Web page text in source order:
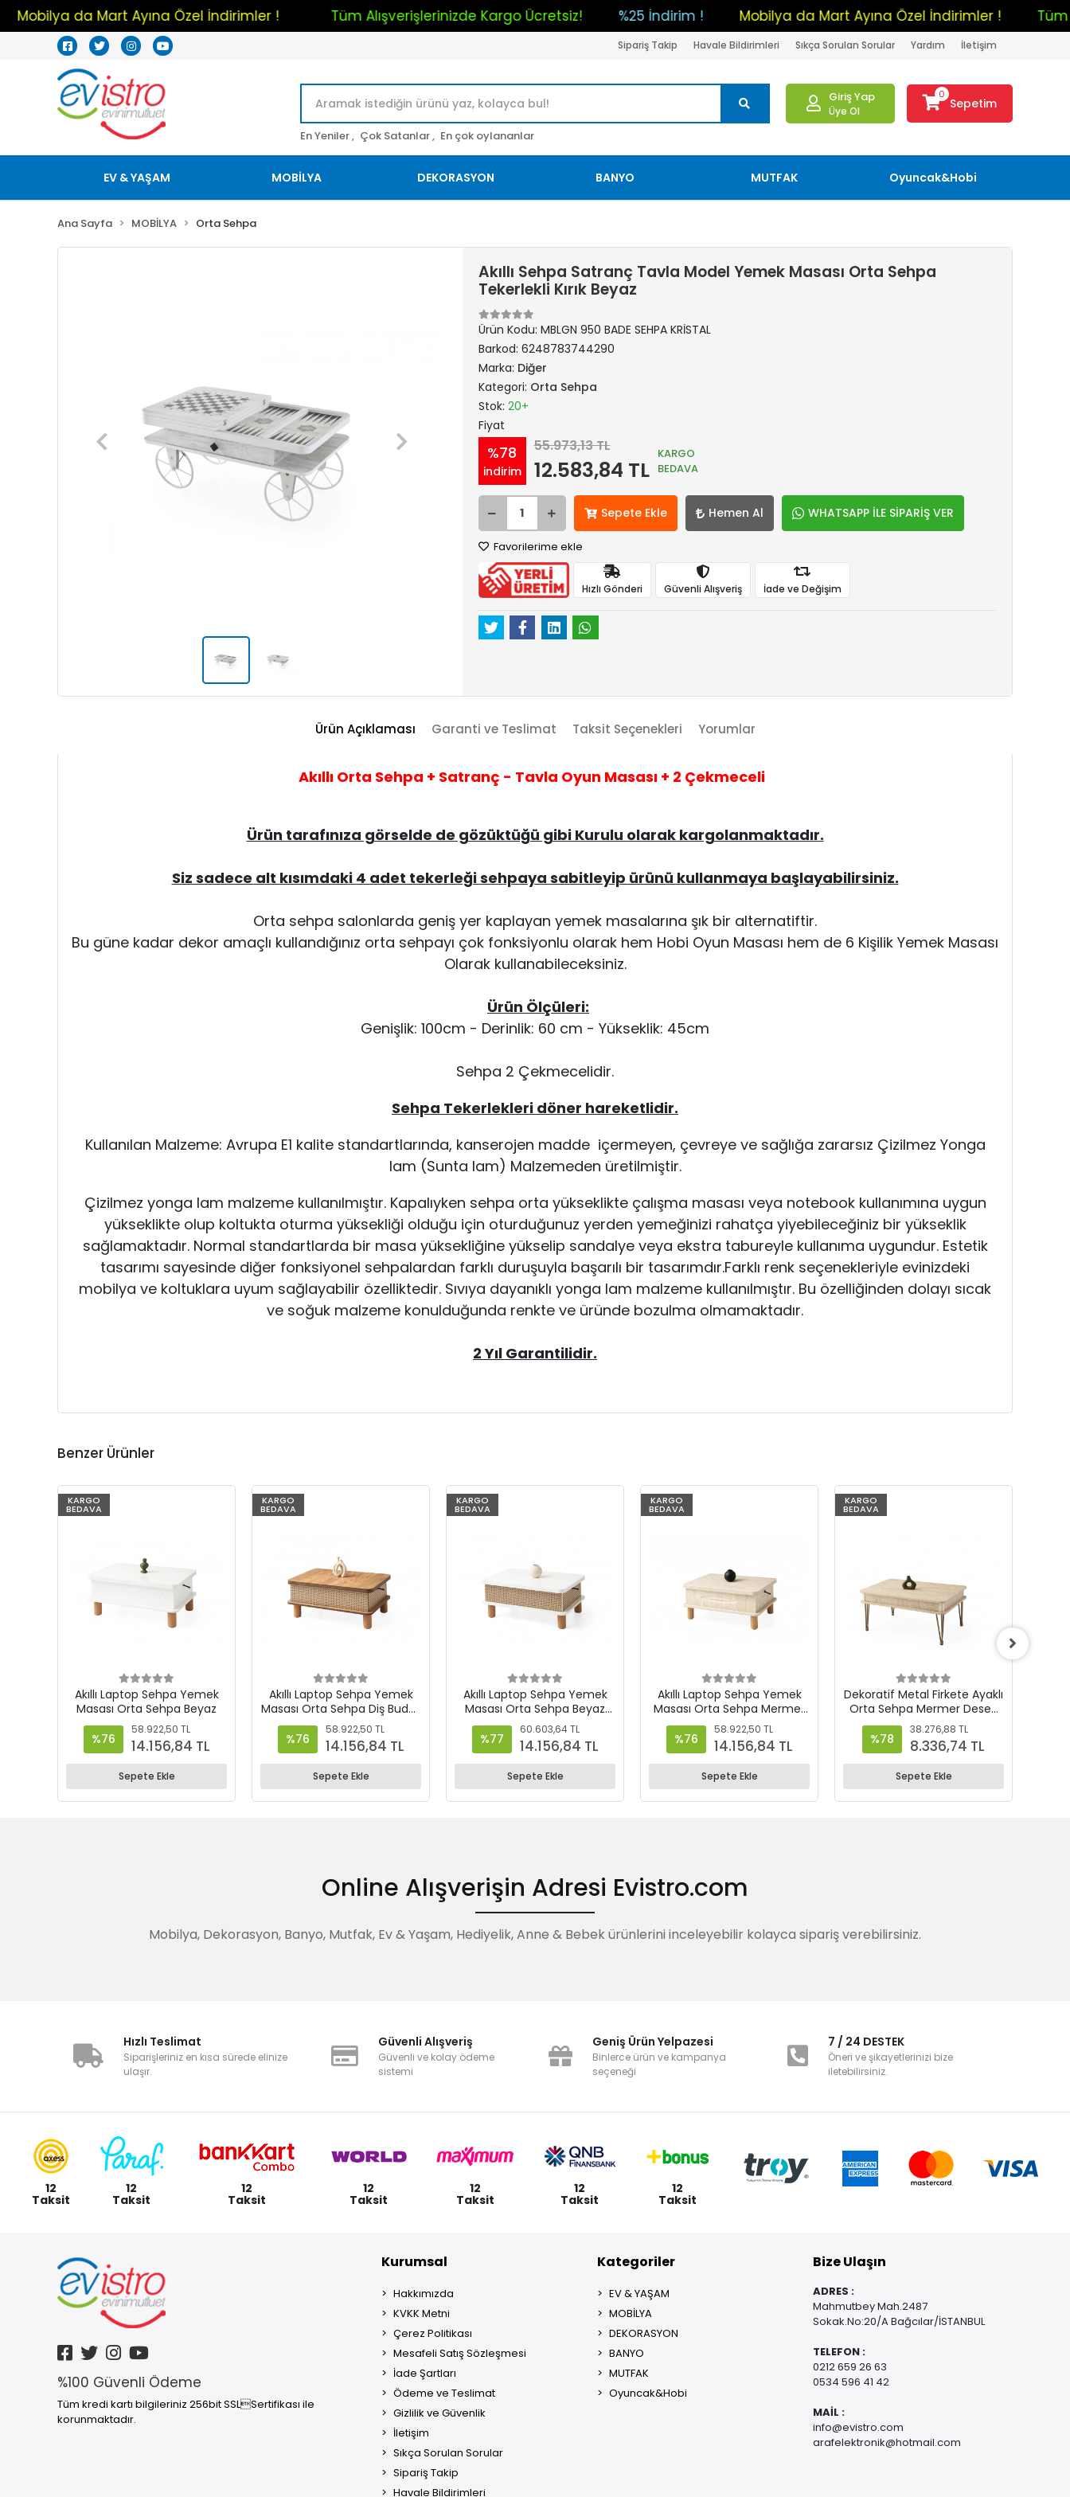
! Mobilya da Mart Ayına Özel İndirimler ! Tüm Alışverişlerinizde Kargo Ücretsiz! %25 İndirim ! Mobilya da Mart Ayına Özel İndirimler !
Sipariş Takip Havale Bildirimleri Sıkça Sorulan Sorular Yardım İletişim
En Yeniler , Çok Satanlar , En çok oylananlar
Giriş Yap
Üye Ol
0
Sepetim
EV & YAŞAM MOBİLYA DEKORASYON BANYO MUTFAK Oyuncak&Hobi
Ana Sayfa MOBİLYA Orta Sehpa
Akıllı Sehpa Satranç Tavla Model Yemek Masası Orta Sehpa
Tekerlekli Kırık Beyaz
Ürün Kodu: MBLGN 950 BADE SEHPA KRİSTAL
Barkod: 6248783744290
Marka: Diğer
Kategori: Orta Sehpa
Stok: 20+
Fiyat
%78
indirim
55.973,13 TL
12.583,84 TL
KARGO
BEDAVA
Sepete Ekle Hemen Al WHATSAPP İLE SİPARİŞ VER
Favorilerime ekle
Hızlı Gönderi Güvenli Alışveriş İade ve Değişim
Ürün Açıklaması Garanti ve Teslimat Taksit Seçenekleri Yorumlar
Akıllı Orta Sehpa + Satranç - Tavla Oyun Masası + 2 Çekmeceli
Ürün tarafınıza görselde de gözüktüğü gibi Kurulu olarak kargolanmaktadır.
Siz sadece alt kısımdaki 4 adet tekerleği sehpaya sabitleyip ürünü kullanmaya başlayabilirsiniz.
Orta sehpa salonlarda geniş yer kaplayan yemek masalarına şık bir alternatiftir.
Bu güne kadar dekor amaçlı kullandığınız orta sehpayı çok fonksiyonlu olarak hem Hobi Oyun Masası hem de 6 Kişilik Yemek Masası
Olarak kullanabileceksiniz.
Ürün Ölçüleri:
Genişlik: 100cm - Derinlik: 60 cm - Yükseklik: 45cm
Sehpa 2 Çekmecelidir.
Sehpa Tekerlekleri döner hareketlidir.
Kullanılan Malzeme: Avrupa E1 kalite standartlarında, kanserojen madde içermeyen, çevreye ve sağlığa zararsız Çizilmez Yonga
lam (Sunta lam) Malzemeden üretilmiştir.
Çizilmez yonga lam malzeme kullanılmıştır. Kapalıyken sehpa orta yükseklikte çalışma masası veya notebook kullanımına uygun
yükseklikte olup koltukta oturma yüksekliği olduğu için oturduğunuz yerden yemeğinizi rahatça yiyebileceğiniz bir yükseklik
sağlamaktadır. Normal standartlarda bir masa yüksekliğine yükselip sandalye veya ekstra tabureyle kullanıma uygundur. Estetik
tasarımı sayesinde diğer fonksiyonel sehpalardan farklı duruşuyla başarılı bir tasarımdır.Farklı renk seçenekleriyle evinizdeki
mobilya ve koltuklara uyum sağlayabilir özelliktedir. Sıvıya dayanıklı yonga lam malzeme kullanılmıştır. Bu özelliğinden dolayı sıcak
ve soğuk malzeme konulduğunda renkte ve üründe bozulma olmamaktadır.
2 Yıl Garantilidir.
Benzer Ürünler
KARGO
BEDAVA
%76
Akıllı Laptop Sehpa Yemek
Masası Orta Sehpa Beyaz
%76
58.922,50 TL
14.156,84 TL
Sepete Ekle
KARGO
BEDAVA
%76
Akıllı Laptop Sehpa Yemek
Masası Orta Sehpa Diş Budak
Odin
%76
58.922,50 TL
14.156,84 TL
Sepete Ekle
KARGO
BEDAVA
%77
Akıllı Laptop Sehpa Yemek
Masası Orta Sehpa Beyaz
Odin
%77
60.603,64 TL
14.156,84 TL
Sepete Ekle
KARGO
BEDAVA
%76
Akıllı Laptop Sehpa Yemek
Masası Orta Sehpa Mermer
Desen Nepal Sidon
%76
58.922,50 TL
14.156,84 TL
Sepete Ekle
KARGO
BEDAVA
%78
Dekoratif Metal Firkete Ayaklı
Orta Sehpa Mermer Desen
Sidon
%78
38.276,88 TL
8.336,74 TL
Sepete Ekle
Online Alışverişin Adresi Evistro.com
Mobilya, Dekorasyon, Banyo, Mutfak, Ev & Yaşam, Hediyelik, Anne & Bebek ürünlerini inceleyebilir kolayca sipariş verebilirsiniz.
Hızlı Teslimat
Siparişleriniz en kısa sürede elinize
ulaşır.
Güvenli Alışveriş
Güvenli ve kolay ödeme
sistemi
Geniş Ürün Yelpazesi
Binlerce ürün ve kampanya
seçeneği
7 / 24 DESTEK
Öneri ve şikayetlerinizi bize
iletebilirsiniz.
12
Taksit
12
Taksit
12
Taksit
12
Taksit
12
Taksit
12
Taksit
12
Taksit
%100 Güvenli Ödeme
Tüm kredi kartı bilgileriniz 256bit SSLSertifikası ile
korunmaktadır.
Kurumsal
Hakkımızda
KVKK Metni
Çerez Politikası
Mesafeli Satış Sözleşmesi
İade Şartları
Ödeme ve Teslimat
Gizlilik ve Güvenlik
İletişim
Sıkça Sorulan Sorular
Sipariş Takip
Havale Bildirimleri
Kategoriler
EV & YAŞAM
MOBİLYA
DEKORASYON
BANYO
MUTFAK
Oyuncak&Hobi
Bize Ulaşın
ADRES :
Mahmutbey Mah.2487
Sokak.No:20/A Bağcılar/İSTANBUL
TELEFON :
0212 659 26 63
0534 596 41 42
MAİL :
info@evistro.com
arafelektronik@hotmail.com